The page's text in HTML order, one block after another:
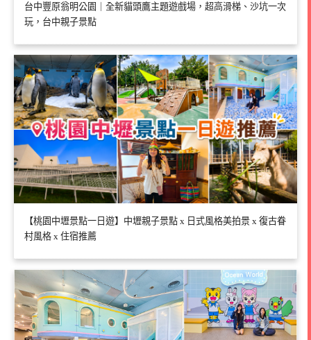
台中豐原翁明公園｜全新貓頭鷹主題遊戲場，超高滑梯、沙坑一次
玩，台中親子景點
【桃園中壢景點一日遊】中壢親子景點 x 日式風格美拍景 x 復古眷
村風格 x 住宿推薦